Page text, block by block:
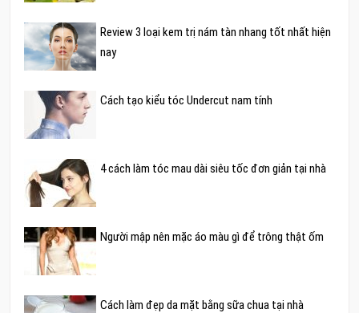
Review 3 loại kem trị nám tàn nhang tốt nhất hiện
nay
Cách tạo kiểu tóc Undercut nam tính
4 cách làm tóc mau dài siêu tốc đơn giản tại nhà
Người mập nên mặc áo màu gì để trông thật ốm
Cách làm đẹp da mặt bằng sữa chua tại nhà